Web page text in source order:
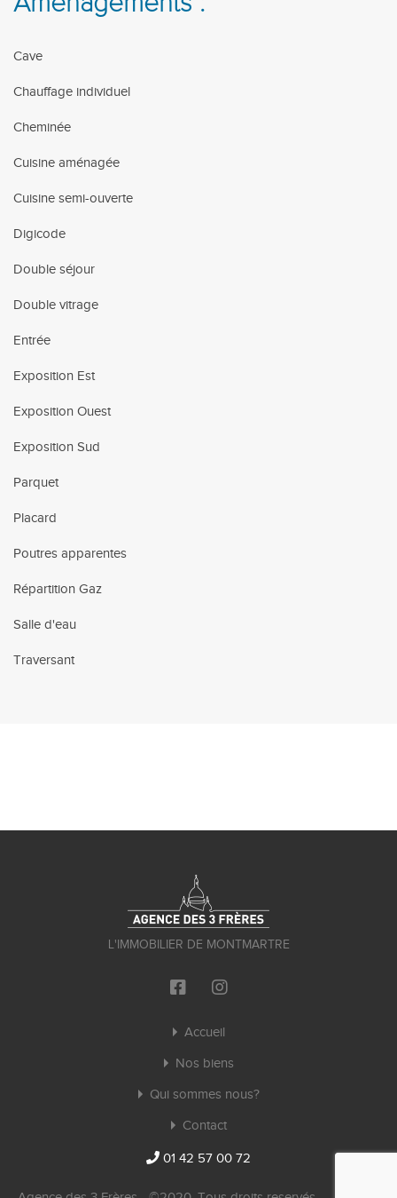
Cave
Chauffage individuel
Cheminée
Cuisine aménagée
Cuisine semi-ouverte
Digicode
Double séjour
Double vitrage
Entrée
Exposition Est
Exposition Ouest
Exposition Sud
Parquet
Placard
Poutres apparentes
Répartition Gaz
Salle d'eau
Traversant
L'IMMOBILIER DE MONTMARTRE
Accueil
Nos biens
Qui sommes nous?
Contact
01 42 57 00 72